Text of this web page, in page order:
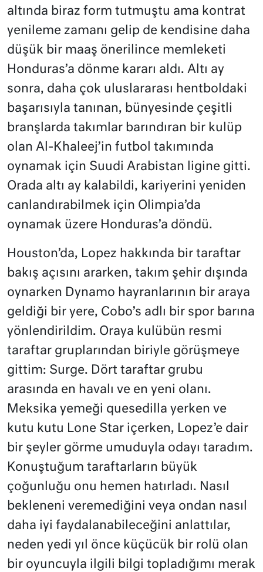
altında biraz form tutmuştu ama kontrat
yenileme zamanı gelip de kendisine daha
düşük bir maaş önerilince memleketi
Honduras’a dönme kararı aldı. Altı ay
sonra, daha çok uluslararası hentboldaki
başarısıyla tanınan, bünyesinde çeşitli
branşlarda takımlar barındıran bir kulüp
olan Al-Khaleej’in futbol takımında
oynamak için Suudi Arabistan ligine gitti.
Orada altı ay kalabildi, kariyerini yeniden
canlandırabilmek için Olimpia’da
oynamak üzere Honduras’a döndü.
Houston’da, Lopez hakkında bir taraftar
bakış açısını ararken, takım şehir dışında
oynarken Dynamo hayranlarının bir araya
geldiği bir yere, Cobo’s adlı bir spor barına
yönlendirildim. Oraya kulübün resmi
taraftar gruplarından biriyle görüşmeye
gittim: Surge. Dört taraftar grubu
arasında en havalı ve en yeni olanı.
Meksika yemeği quesedilla yerken ve
kutu kutu Lone Star içerken, Lopez’e dair
bir şeyler görme umuduyla odayı taradım.
Konuştuğum taraftarların büyük
çoğunluğu onu hemen hatırladı. Nasıl
bekleneni veremediğini veya ondan nasıl
daha iyi faydalanabileceğini anlattılar,
neden yedi yıl önce küçücük bir rolü olan
bir oyuncuyla ilgili bilgi topladığımı merak